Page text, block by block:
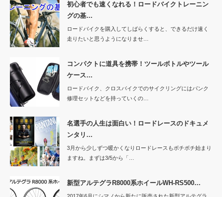
初心者でも速くなれる！ロードバイクトレーニン
グの基…
ロードバイクを購入してしばらくすると、できるだけ速く
走りたいと思うようになりませ…
コンパクトに道具を携帯！ツールボトルやツール
ケース…
ロードバイク、クロスバイクでのサイクリングにはパンク
修理セットなどを持っていくの…
名選手の人生は面白い！ロードレースのドキュメ
ンタリ…
3月から少しずつ暖かくなりロードレースもボチボチ始まり
ますね。まずは3/5から「…
新型アルテグラR8000系ホイールWH-RS500…